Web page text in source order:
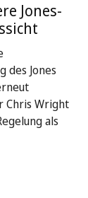
Jones-
des Jones
Chris Wright
als